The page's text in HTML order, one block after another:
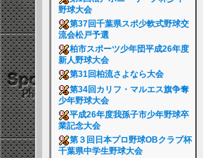
野球大会
第37回千葉県スポ少軟式野球交
流会松戸予選
柏市スポーツ少年団平成26年度
新人野球大会
第31回柏流さよなら大会
第34回カリフ・マルエス旗争奪
少年野球大会
平成26年度我孫子市少年野球卒
業記念大会
第３回日本プロ野球OBクラブ杯
千葉県中学生野球大会